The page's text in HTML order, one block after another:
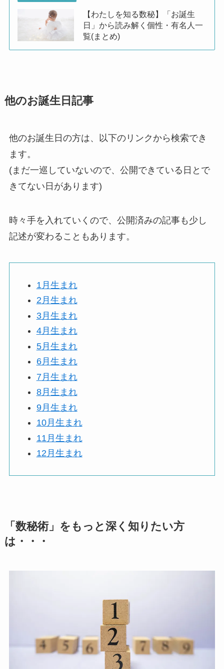
【わたしを知る数秘】「お誕生
日」から読み解く個性・有名人一
覧(まとめ)
他のお誕生日記事
他のお誕生日の方は、以下のリンクから検索でき
ます。
(まだ一巡していないので、公開できている日とで
きてない日があります)
時々手を入れていくので、公開済みの記事も少し
記述が変わることもあります。
1月生まれ
2月生まれ
3月生まれ
4月生まれ
5月生まれ
6月生まれ
7月生まれ
8月生まれ
9月生まれ
10月生まれ
11月生まれ
12月生まれ
「数秘術」をもっと深く知りたい方
は・・・